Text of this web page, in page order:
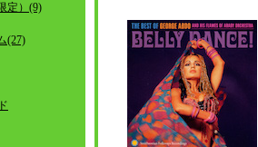
定）(9)
(27)